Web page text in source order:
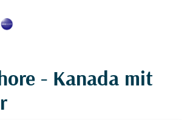
- Kanada mit